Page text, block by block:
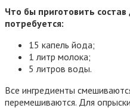
Что бы приготовить
потребуется:
15 капель йода;
1 литр молока;
5 литров воды.
Все ингредиенты
перемешиваются. Для